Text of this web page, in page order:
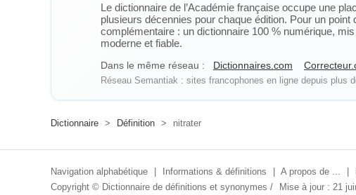
Le dictionnaire de l’Académie française occupe une
plusieurs décennies pour chaque édition. Pour un
complémentaire : un dictionnaire 100 % numérique,
moderne et fiable.
Dans le même réseau : Dictionnaires.com
Réseau Semantiak : sites francophones en ligne depuis
Dictionnaire > Définition > nitrater
Navigation alphabétique Informations & définitions A propos de ...
Copyright © Dictionnaire de définitions et synonymes / Mise à jour : 21